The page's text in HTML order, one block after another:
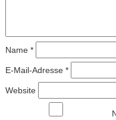
Name *
E-Mail-Adresse *
Website